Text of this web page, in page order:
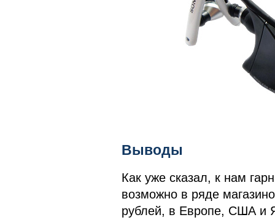
Выводы
Как уже сказал, к нам
возможно в ряде
рублей, в Европе, США и